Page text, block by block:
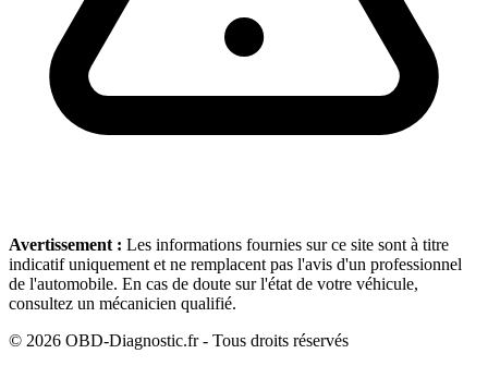
Avertissement : Les informations fournies sur ce site sont à titre
indicatif uniquement et ne remplacent pas l'avis d'un professionnel
de l'automobile. En cas de doute sur l'état de votre véhicule,
consultez un mécanicien qualifié.
© 2026 OBD-Diagnostic.fr - Tous droits réservés